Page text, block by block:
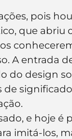
empresa
pois
que abriu
A entrada
do design
e hoje é
imitá-los,